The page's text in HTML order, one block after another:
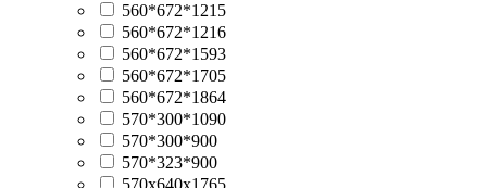
560*672*1215
560*672*1216
560*672*1593
560*672*1705
560*672*1864
570*300*1090
570*300*900
570*323*900
570х640х1765